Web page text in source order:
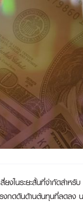
สี่ยงในระยะสั้นที่จำกัดสำหรับ
งกดดันด้านต้นทุนที่ลดลง